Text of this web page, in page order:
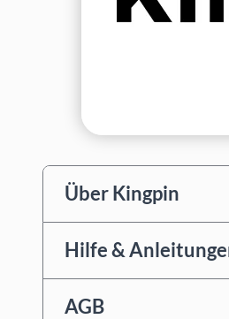
Über Kingpin
Hilfe &
AGB